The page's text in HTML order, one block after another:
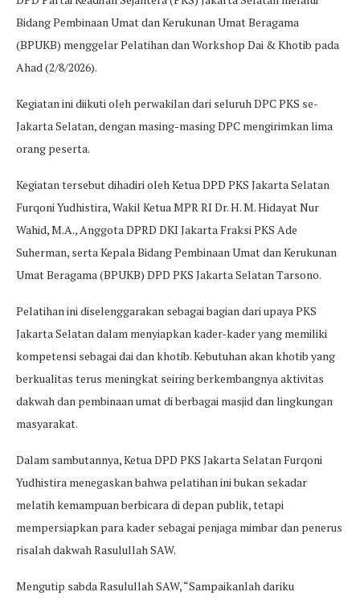
Bidang Pembinaan Umat dan Kerukunan Umat Beragama
(BPUKB) menggelar Pelatihan dan Workshop Dai & Khotib pada
Ahad (2/8/2026).
Kegiatan ini diikuti oleh perwakilan dari seluruh DPC PKS se-
Jakarta Selatan, dengan masing-masing DPC mengirimkan lima
orang peserta.
Kegiatan tersebut dihadiri oleh Ketua DPD PKS Jakarta Selatan
Furqoni Yudhistira, Wakil Ketua MPR RI Dr. H. M. Hidayat Nur
Wahid, M.A., Anggota DPRD DKI Jakarta Fraksi PKS Ade
Suherman, serta Kepala Bidang Pembinaan Umat dan Kerukunan
Umat Beragama (BPUKB) DPD PKS Jakarta Selatan Tarsono.
Pelatihan ini diselenggarakan sebagai bagian dari upaya PKS
Jakarta Selatan dalam menyiapkan kader-kader yang memiliki
kompetensi sebagai dai dan khotib. Kebutuhan akan khotib yang
berkualitas terus meningkat seiring berkembangnya aktivitas
dakwah dan pembinaan umat di berbagai masjid dan lingkungan
masyarakat.
Dalam sambutannya, Ketua DPD PKS Jakarta Selatan Furqoni
Yudhistira menegaskan bahwa pelatihan ini bukan sekadar
melatih kemampuan berbicara di depan publik, tetapi
mempersiapkan para kader sebagai penjaga mimbar dan penerus
risalah dakwah Rasulullah SAW.
Mengutip sabda Rasulullah SAW, “Sampaikanlah dariku